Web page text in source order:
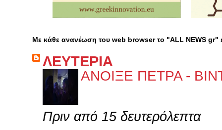
Με κάθε ανανέωση του web browser το "ALL NEWS gr"
ΛΕΥΤΕΡΙΑ
ΑΝΟΙΞΕ ΠΕΤΡΑ -
Πριν από 15 δευτερόλεπτα